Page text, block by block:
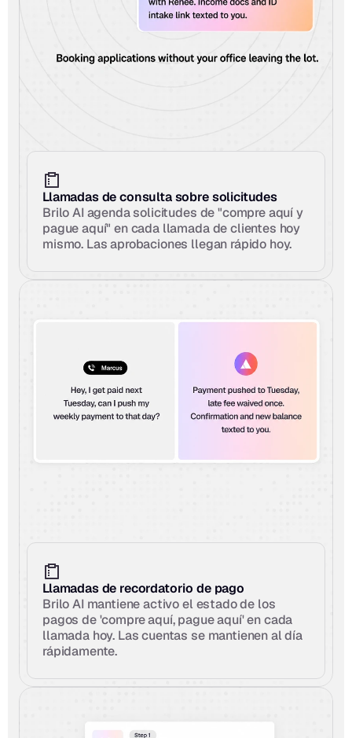
Llamadas de consulta sobre solicitudes
Brilo AI agenda solicitudes de "compre aquí y
pague aquí" en cada llamada de clientes hoy
mismo. Las aprobaciones llegan rápido hoy.
Llamadas de recordatorio de pago
Brilo AI mantiene activo el estado de los
pagos de 'compre aquí, pague aquí' en cada
llamada hoy. Las cuentas se mantienen al día
rápidamente.